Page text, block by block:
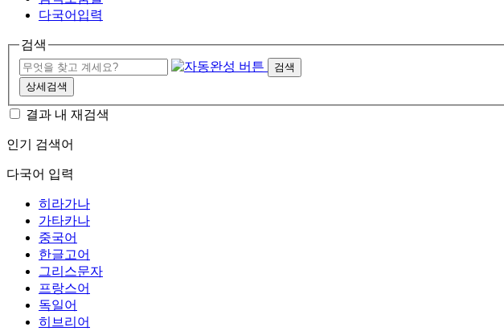
다국어입력
검색
검색
상세검색
결과 내 재검색
인기 검색어
다국어 입력
히라가나
가타카나
중국어
한글고어
그리스문자
프랑스어
독일어
히브리어